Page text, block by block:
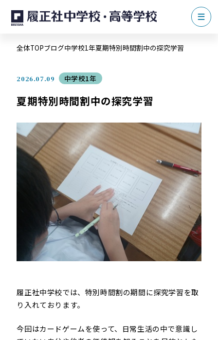
全体TOPブログ中学校1年夏期特別時間割中の探究学習
2026.07.09 中学校1年
夏期特別時間割中の探究学習
履正社中学校では、特別時間割の期間に探究学習を取
り入れております。
今回はカードゲームを使って、日常生活の中で意識し